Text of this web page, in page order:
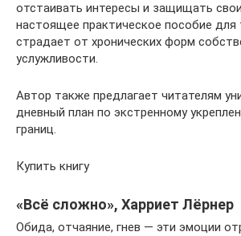
отстаивать интересы и защищать
настоящее практическое пособие для
страдает от хронических форм
услужливости.
Автор также предлагает читателям
дневный план по экстренному
границ.
Купить книгу
«Всё сложно», Харриет Лёрнер
Обида, отчаяние, гнев — эти эмоции